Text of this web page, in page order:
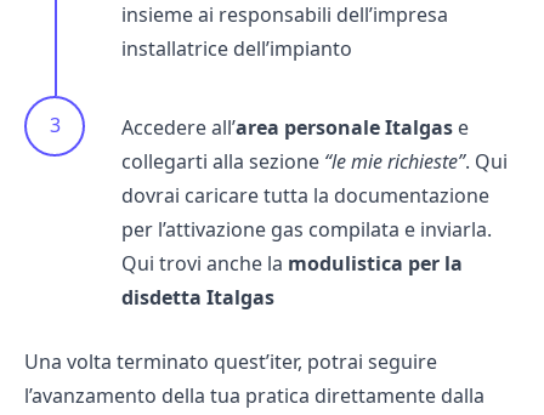
insieme ai responsabili dell’impresa
installatrice dell’impianto
Accedere all’area personale Italgas e
collegarti alla sezione “le mie richieste”. Qui
dovrai caricare tutta la documentazione
per l’attivazione gas compilata e inviarla.
Qui trovi anche la modulistica per la
disdetta Italgas
Una volta terminato quest’iter, potrai seguire
l’avanzamento della tua pratica direttamente dalla